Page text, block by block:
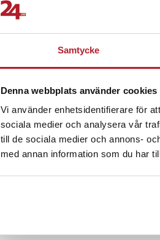
Samtycke
Denna webbplats använder cookies
Vi använder enhetsidentifierare för
sociala medier och analysera vår
till de sociala medier och annons-
med annan information som du har
- Kapacitet: 1200mAh
- Spänning: 3.0V
Kompatibla modeller
GE Fanuc D100
GE Fanuc D100
GE Fanuc D100-AB10
Delnummer
GE Fanuc EX2040PBAT
Recensioner